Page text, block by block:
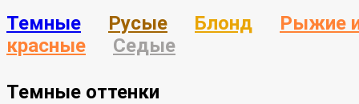
Темные Русые Блонд
Рыжие
красные
Седые
Темные оттенки